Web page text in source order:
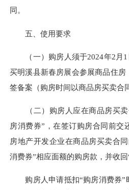
同。
五、使用要求
（一）购房人须于2024年2月1
买明溪县新春房展会参展商品住
签备案（购房时间以商品房买卖合
（二）购房人应在商品房买卖
房消费券”，在签订购房合同前交
房地产开发企业在商品房买卖合
消费券”相应面额的购房款，并收回
购房人申请抵扣“购房消费券”